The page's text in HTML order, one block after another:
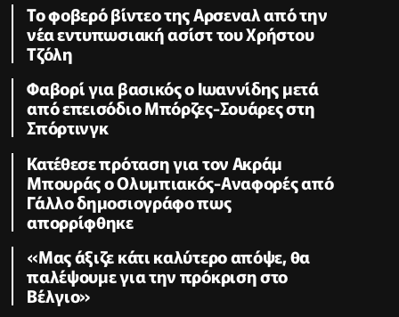
Το φοβερό βίντεο της Αρσεναλ από την
νέα εντυπωσιακή ασίστ του Χρήστου
Τζόλη
Φαβορί για βασικός ο Ιωαννίδης μετά
από επεισόδιο Μπόρζες-Σουάρες στη
Σπόρτινγκ
Κατέθεσε πρόταση για τον Ακράμ
Μπουράς ο Ολυμπιακός-Αναφορές από
Γάλλο δημοσιογράφο πως
απορρίφθηκε
«Μας άξιζε κάτι καλύτερο απόψε, θα
παλέψουμε για την πρόκριση στο
Βέλγιο»